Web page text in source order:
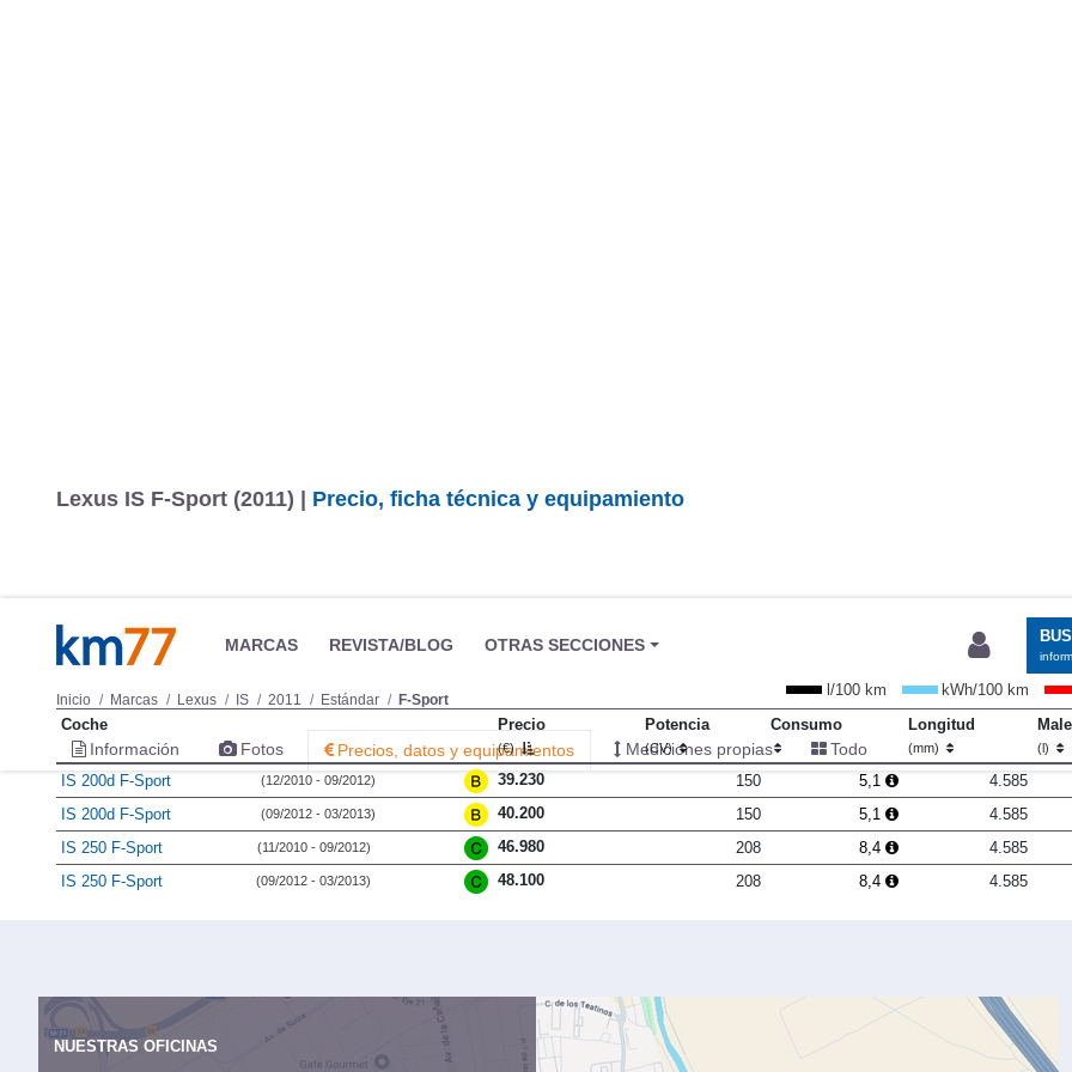
MARCAS REVISTA/BLOG OTRAS SECCIONES
Inicio Marcas Lexus IS 2011 Estándar F-Sport
Información Fotos Precios, datos y equipamientos Mediciones propias Todo
Lexus IS F-Sport (2011) | Precio, ficha técnica y equipamiento
l/100 km kWh/100 km
Coche
Precio
(€)
Potencia
(CV)
Consumo Longitud
(mm) (l)
IS 200d F-Sport (12/2010 - 09/2012) 39.230 150 5,1 4.585
IS 200d F-Sport
(09/2012 - 03/2013) 40.200 150 5,1 4.585
IS 250 F-Sport
(11/2010 - 09/2012) 46.980 208 8,4 4.585
IS 250 F-Sport
(09/2012 - 03/2013) 48.100 208 8,4 4.585
NUESTRAS OFICINAS